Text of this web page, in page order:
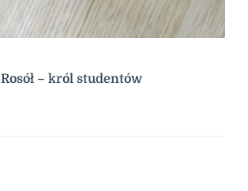
Rosół – król studentów